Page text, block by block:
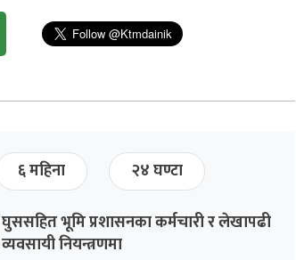
६ महिना २४ घण्टा
घुससहित भूमि प्रशासनका कर्मचारी र लेखापढी
व्यवसायी नियन्त्रणमा